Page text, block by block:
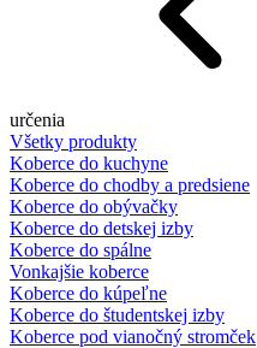
určenia
Všetky produkty
Koberce do kuchyne
Koberce do chodby a predsiene
Koberce do obývačky
Koberce do detskej izby
Koberce do spálne
Vonkajšie koberce
Koberce do kúpeľne
Koberce do študentskej izby
Koberce pod vianočný stromček